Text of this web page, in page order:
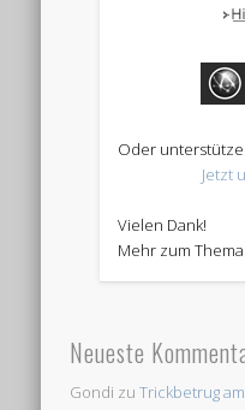
Oder unterstütze
Jetzt
Vielen Dank!
Mehr zum
Neueste
Gondi zuTrickbetrug